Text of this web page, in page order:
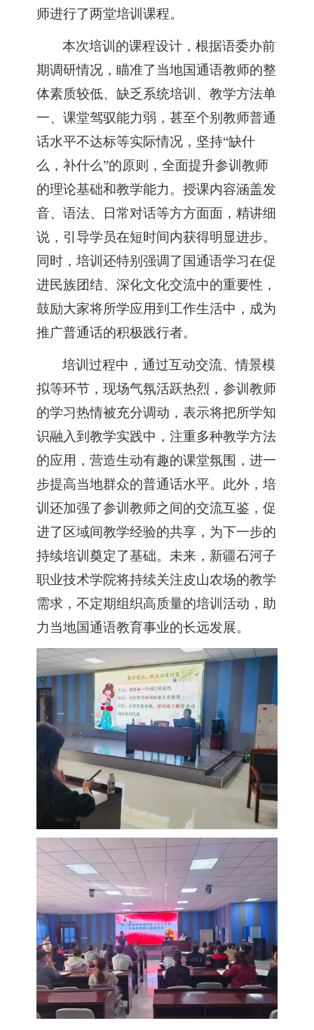
师进行了两堂培训课程。
本次培训的课程设计， 根据语委办前
期调研情况， 瞄准了当地国通语教师的整
体素质较低、缺乏系统培训、教学方法单
一、课堂驾驭能力弱 ， 甚至个别 教师普通
话水平不达标等实际情况， 坚持“缺什
么 ， 补什么”的原则 ， 全面提升参训教师
的理论基础和教学能力。授课内容涵盖发
音、语法、日常对话等方方面面 ， 精讲细
说， 引导学员在短时间内获得明显进步。
同时， 培训还特别强调了国通语学习在促
进民族团结、深化文化交流中的重要性 ，
鼓励大家将所学应用到工作生活中 ， 成为
推广普通话的积极践行者。
培训过程中 ， 通过互动交流、情景模
拟等环节， 现场气氛活跃热烈 ， 参训教师
的学习热情被充分调动 ， 表示将把所学知
识融入到教学实践中 ， 注重多种教学方法
的应用 ， 营造生动有趣的课堂氛围 ， 进一
步提高当地群众的普通话水平。此外， 培
训还加强了参训教师之间的交流互鉴 ， 促
进了区域间教学经验的共享， 为下一步的
持续培训奠定了基础。未来， 新疆石河子
职业技术学院将持续关注皮山农场的教学
需求 ， 不定期组织高质量的培训活动 ， 助
力当地国通语教育事业的长远发展。